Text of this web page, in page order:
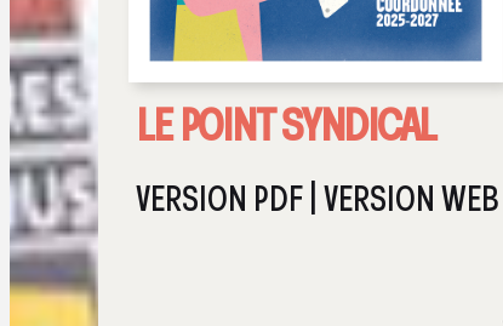
LE POINT SYNDICAL
VERSION PDF|VERSION WEB